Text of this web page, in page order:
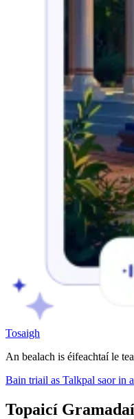
Tosaigh
An bealach is éifeachtaí le
Bain triail as Talkpal saor in
Topaicí